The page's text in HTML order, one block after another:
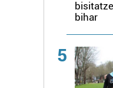
bihar
5